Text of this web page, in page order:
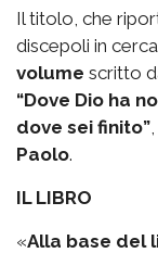
Il titolo, che
discepoli in
volume scritto
“Dove Dio ha
dove sei finito”
Paolo.
IL LIBRO
«Alla base del